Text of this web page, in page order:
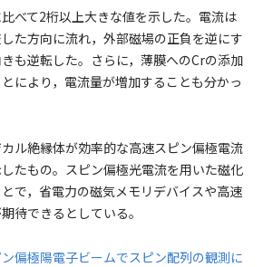
べて2桁以上大きな値を示した。電流は
た方向に流れ，外部磁場の正負を逆にす
も逆転した。さらに，薄膜へのCrの添加
により，電流量が増加することも分かっ
ル絶縁体が効率的な高速スピン偏極電流
たもの。スピン偏極光電流を用いた磁化
で，省電力の磁気メモリデバイスや高速
待できるとしている。
偏極陽電子ビームでスピン配列の観測に